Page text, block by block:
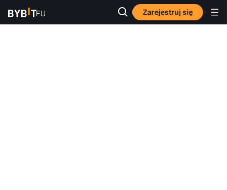
Zarejestruj się